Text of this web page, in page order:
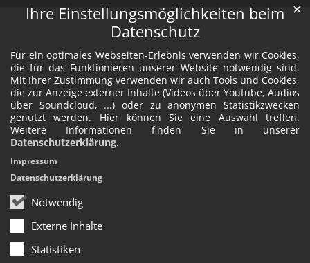
Ihre Einstellungsmöglichkeiten beim
Datenschutz
Für ein optimales Webseiten-Erlebnis verwenden wir Cookies,
die für das Funktionieren unserer Website notwendig sind.
Mit Ihrer Zustimmung verwenden wir auch Tools und Cookies,
die zur Anzeige externer Inhalte (Videos über Youtube, Audios
über Soundcloud, ...) oder zu anonymen Statistikzwecken
genutzt werden. Hier können Sie eine Auswahl treffen.
Weitere Informationen finden Sie in unserer
Datenschutzerklärung.
Notwendig
Externe Inhalte
Statistiken
✕
Impressum
Datenschutzerklärung